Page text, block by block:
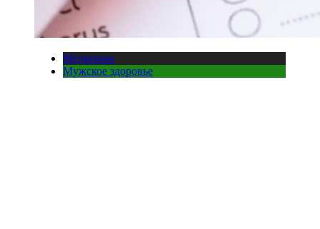
Медицина
Мужское здоровье